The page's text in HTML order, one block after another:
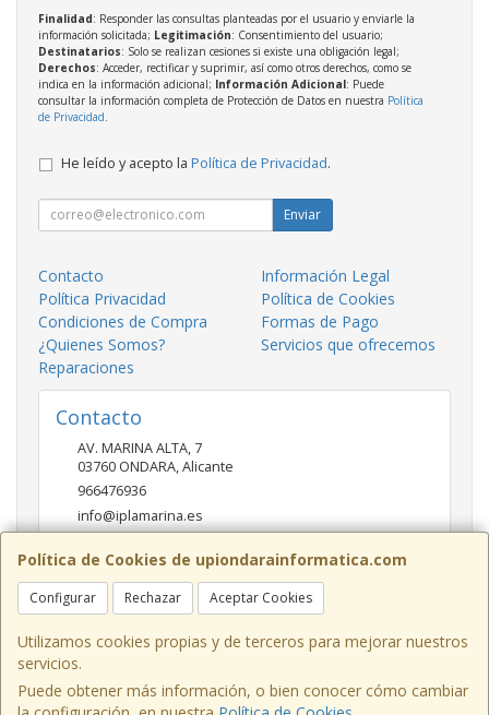
Política de Cookies de upiondarainformatica.com
Configurar Rechazar Aceptar Cookies
Utilizamos cookies propias y de terceros para mejorar nuestros
servicios.
Puede obtener más información, o bien conocer cómo cambiar
Finalidad: Responder las consultas planteadas por el usuario y enviarle la
información solicitada; Legitimación: Consentimiento del usuario;
Destinatarios: Solo se realizan cesiones si existe una obligación legal;
Derechos: Acceder, rectificar y suprimir, así como otros derechos, como se
indica en la información adicional; Información Adicional: Puede
consultar la información completa de Protección de Datos en nuestra Política
de Privacidad
He leído y acepto la Política de Privacidad.
Enviar
Contacto
Información Legal
Política Privacidad
Política de Cookies
Condiciones de Compra
Formas de Pago
¿Quienes Somos?
Servicios que ofrecemos
Reparaciones
Contacto
AV. MARINA ALTA, 7
03760 ONDARA,Alicante
966476936
info@iplamarina.es
Horario
LUNES - VIERNES 9:30h-14:00h 16:30h-20:30h SÁBADOS
10:00h-14:00h